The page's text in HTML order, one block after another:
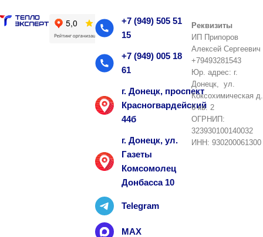
+7 (949) 505 51
15
+7 (949) 005 18
61
г. Донецк, проспект
Красногвардейский
44б
г. Донецк, ул.
Газеты
Комсомолец
Донбасса 10
Telegram
MAX
Реквизиты
ИП Припоров
Алексей Сергеевич
+79493281543
Юр. адрес: г.
Донецк, ул.
Коксохимическая д.
6 кв. 2
ОГРНИП:
323930100140032
ИНН: 930200061300